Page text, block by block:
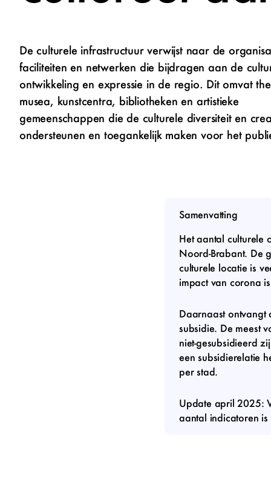
De culturele infrastructuur verwijst naar de
faciliteiten en netwerken die bijdragen aan de
ontwikkeling en expressie in de regio. Dit omvat
musea, kunstcentra, bibliotheken en artistieke
gemeenschappen die de culturele diversiteit en
ondersteunen en toegankelijk maken voor het
Samenvatting
Het aantal culturele
Noord-Brabant. De
culturele locatie is
impact van corona
Daarnaast ontvangt
subsidie. De meest
niet-gesubsidieerd
een subsidierelatie
per stad.
Update april 2025:
aantal indicatoren